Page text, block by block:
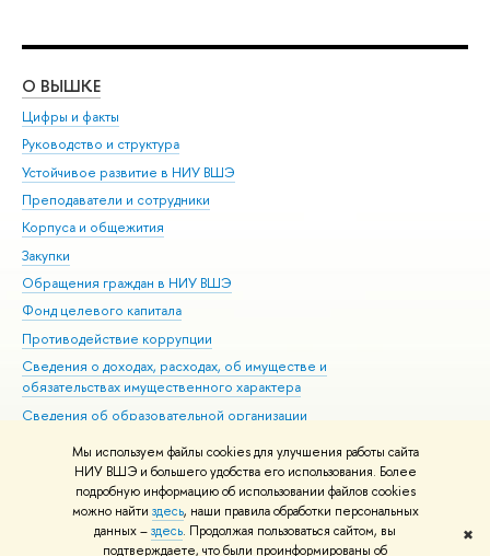
Мы используем файлы cookies для улучшения работы сайта
НИУ ВШЭ и большего удобства его использования. Более
подробную информацию об использовании файлов cookies
можно найти здесь, наши правила обработки персональных
данных –здесь. Продолжая пользоваться сайтом, вы
подтверждаете, что были проинформированы об
✖
О ВЫШКЕ
Цифры и факты
Руководство и структура
Устойчивое развитие в НИУ ВШЭ
Преподаватели и сотрудники
Корпуса и общежития
Закупки
Обращения граждан в НИУ ВШЭ
Фонд целевого капитала
Противодействие коррупции
Сведения о доходах, расходах, об имуществе и
обязательствах имущественного характера
Сведения об образовательной организации
Людям с ограниченными возможностями здоровья
Единая платежная страница
Работа в Вышке